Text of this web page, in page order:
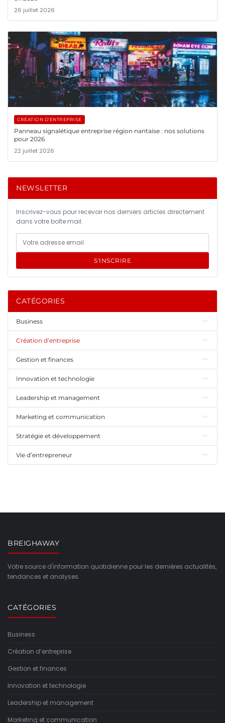
26 juillet 2026
CRÉATION D’ENTREPRISE
Panneau signalétique entreprise région nantaise : nos solutions
pour 2026
22 juillet 2026
NEWSLETTER
Inscrivez-vous pour recevoir nos derniers articles directement
dans votre boîte mail.
S'INSCRIRE
CATÉGORIES
Business
Création d’entreprise
Gestion et finances
Innovation et technologie
Leadership et management
Marketing et communication
Stratégie et développement
Vie d’entrepreneur
BREIGHAWAY
Votre source d'information quotidienne pour les dernières actualités,
tendances et analyses.
CATÉGORIES
Business
Création d’entreprise
Gestion et finances
Innovation et technologie
Leadership et management
Marketing et communication